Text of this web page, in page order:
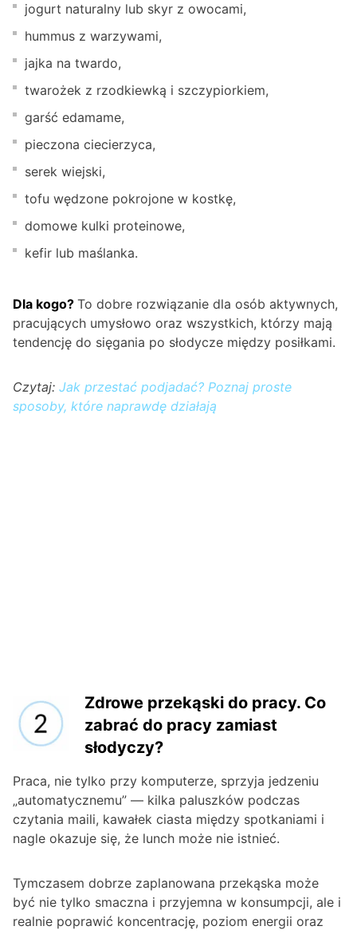
jogurt naturalny lub skyr z owocami,
hummus z warzywami,
jajka na twardo,
twarożek z rzodkiewką i szczypiorkiem,
garść edamame,
pieczona ciecierzyca,
serek wiejski,
tofu wędzone pokrojone w kostkę,
domowe kulki proteinowe,
kefir lub maślanka.
Dla kogo? To dobre rozwiązanie dla osób aktywnych,
pracujących umysłowo oraz wszystkich, którzy mają
tendencję do sięgania po słodycze między posiłkami.
Czytaj: Jak przestać podjadać? Poznaj proste
sposoby, które naprawdę działają
Zdrowe przekąski do pracy. Co
zabrać do pracy zamiast
słodyczy?
Praca, nie tylko przy komputerze, sprzyja jedzeniu
„automatycznemu” — kilka paluszków podczas
czytania maili, kawałek ciasta między spotkaniami i
nagle okazuje się, że lunch może nie istnieć.
Tymczasem dobrze zaplanowana przekąska może
być nie tylko smaczna i przyjemna w konsumpcji, ale i
realnie poprawić koncentrację, poziom energii oraz